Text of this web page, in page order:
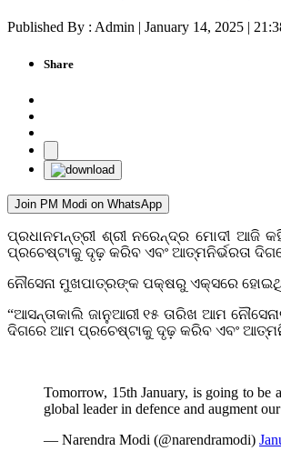
Published By : Admin | January 14, 2025 |
Share
Join PM Modi on WhatsApp
ପ୍ରଧାନମନ୍ତ୍ରୀ ଶ୍ରୀ ନରେନ୍ଦ୍ର ମୋଦୀ ଆଜି
ପ୍ରଚେଷ୍ଟାକୁ ଦୃଢ଼ କରିବ ଏବଂ ଆତ୍ମନିର୍ଭରତା
ନୌସେନା ମୁଖପାତ୍ରଙ୍କ ପକ୍ଷରୁ ଏକ୍ସରେ
“ଆସନ୍ତାକାଲି ଜାନୁଆରୀ ୧୫ ତାରିଖ ଆମ
ଦିଗରେ ଆମ ପ୍ରଚେଷ୍ଟାକୁ ଦୃଢ଼ କରିବ ଏବଂ
Tomorrow, 15th January, is going to be
global leader in defence and augment
— Narendra Modi (@narendramodi)